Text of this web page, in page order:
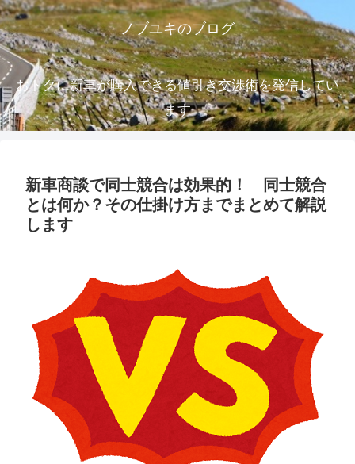
ノブユキのブログ
おトクに新車が購入できる値引き交渉術を発信してい
ます
新車商談で同士競合は効果的！ 同士競合
とは何か？その仕掛け方までまとめて解説
します